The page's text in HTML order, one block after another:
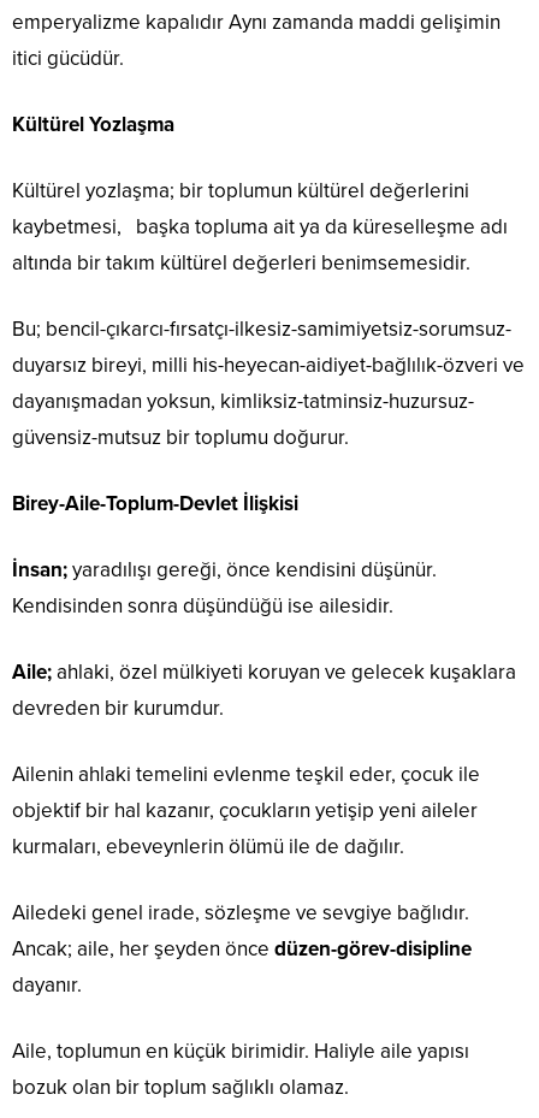
emperyalizme kapalıdır Aynı zamanda maddi gelişimin
itici gücüdür.
Kültürel Yozlaşma
Kültürel yozlaşma; bir toplumun kültürel değerlerini
kaybetmesi, başka topluma ait ya da küreselleşme adı
altında bir takım kültürel değerleri benimsemesidir.
Bu; bencil-çıkarcı-fırsatçı-ilkesiz-samimiyetsiz-sorumsuz-
duyarsız bireyi, milli his-heyecan-aidiyet-bağlılık-özveri ve
dayanışmadan yoksun, kimliksiz-tatminsiz-huzursuz-
güvensiz-mutsuz bir toplumu doğurur.
Birey-Aile-Toplum-Devlet İlişkisi
İnsan;yaradılışı gereği, önce kendisini düşünür.
Kendisinden sonra düşündüğü ise ailesidir.
Aile;ahlaki, özel mülkiyeti koruyan ve gelecek kuşaklara
devreden bir kurumdur.
Ailenin ahlaki temelini evlenme teşkil eder, çocuk ile
objektif bir hal kazanır, çocukların yetişip yeni aileler
kurmaları, ebeveynlerin ölümü ile de dağılır.
Ailedeki genel irade, sözleşme ve sevgiye bağlıdır.
Ancak; aile, her şeyden önce düzen-görev-disipline
dayanır.
Aile, toplumun en küçük birimidir. Haliyle aile yapısı
bozuk olan bir toplum sağlıklı olamaz.